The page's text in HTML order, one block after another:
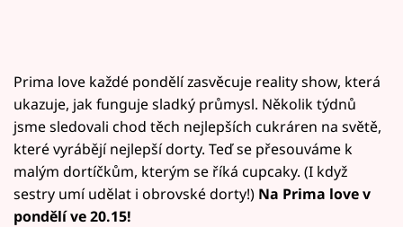
Prima love každé pondělí zasvěcuje reality show, která
ukazuje, jak funguje sladký průmysl. Několik týdnů
jsme sledovali chod těch nejlepších cukráren na světě,
které vyrábějí nejlepší dorty. Teď se přesouváme k
malým dortíčkům, kterým se říká cupcaky. (I když
sestry umí udělat i obrovské dorty!) Na Prima love v
pondělí ve 20.15!